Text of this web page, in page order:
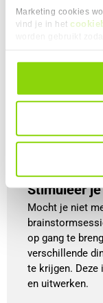
Marketing cookies
vind je in het
alle cookies. Je kunt
door in de footer
Stimuleer
Mocht je niet
op gang te
verschillende
te krijgen. Deze
en uitwerken.